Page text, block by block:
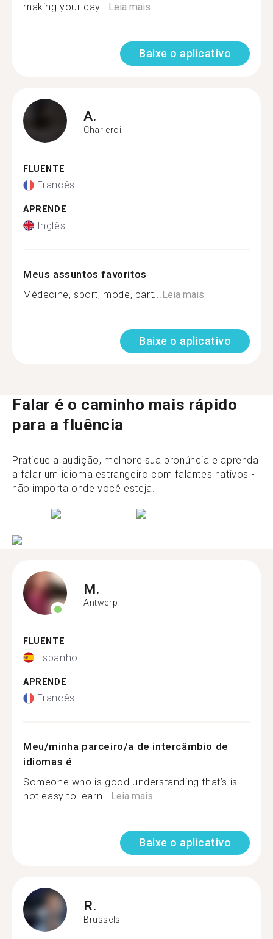
making your day... Leia mais
Baixe o aplicativo
A.
Charleroi
FLUENTE
Francês
APRENDE
Inglês
Meus assuntos favoritos
Médecine, sport, mode, part... Leia mais
Baixe o aplicativo
Falar é o caminho mais rápido
para a fluência
Pratique a audição, melhore sua pronúncia e aprenda
a falar um idioma estrangeiro com falantes nativos -
não importa onde você esteja.
M.
Antwerp
FLUENTE
Espanhol
APRENDE
Francês
Meu/minha parceiro/a de intercâmbio de
idiomas é
Someone who is good understanding that’s is
not easy to learn...Leia mais
Baixe o aplicativo
R.
Brussels